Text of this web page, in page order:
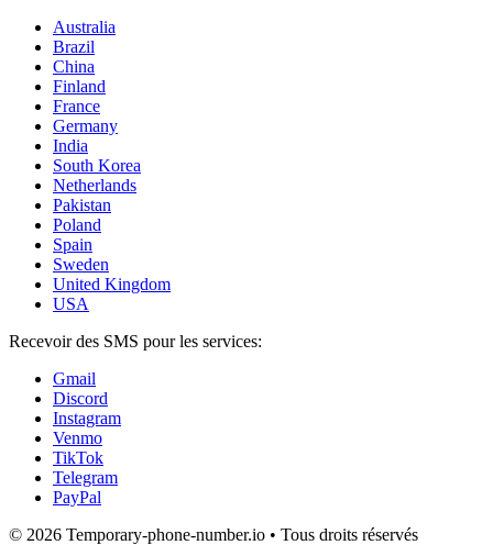
Australia
Brazil
China
Finland
France
Germany
India
South Korea
Netherlands
Pakistan
Poland
Spain
Sweden
United Kingdom
USA
Recevoir des SMS pour les services:
Gmail
Discord
Instagram
Venmo
TikTok
Telegram
PayPal
© 2026 Temporary-phone-number.io • Tous droits réservés